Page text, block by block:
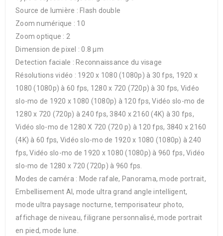
Source de lumière : Flash double
Zoom numérique : 10
Zoom optique : 2
Dimension de pixel : 0.8 µm
Detection faciale : Reconnaissance du visage
Résolutions vidéo : 1920 x 1080 (1080p) à 30 fps, 1920 x
1080 (1080p) à 60 fps, 1280 x 720 (720p) à 30 fps, Vidéo
slo-mo de 1920 x 1080 (1080p) à 120 fps, Vidéo slo-mo de
1280 x 720 (720p) à 240 fps, 3840 x 2160 (4K) à 30 fps,
Vidéo slo-mo de 1280 X 720 (720 p) à 120 fps, 3840 x 2160
(4K) à 60 fps, Vidéo slo-mo de 1920 x 1080 (1080p) à 240
fps, Vidéo slo-mo de 1920 x 1080 (1080p) à 960 fps, Vidéo
slo-mo de 1280 x 720 (720p) à 960 fps.
Modes de caméra : Mode rafale, Panorama, mode portrait,
Embellisement AI, mode ultra grand angle intelligent,
mode ultra paysage nocturne, temporisateur photo,
affichage de niveau, filigrane personnalisé, mode portrait
en pied, mode lune.